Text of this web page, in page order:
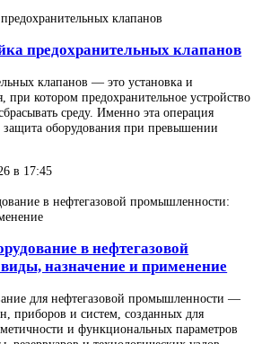
в 20:40
техника безопасности
— оборудование повышенного риска. В
давление, электрическое напряжение,
разрушения образца.
в 18:40
клапанов — это установка и
при котором предохранительное